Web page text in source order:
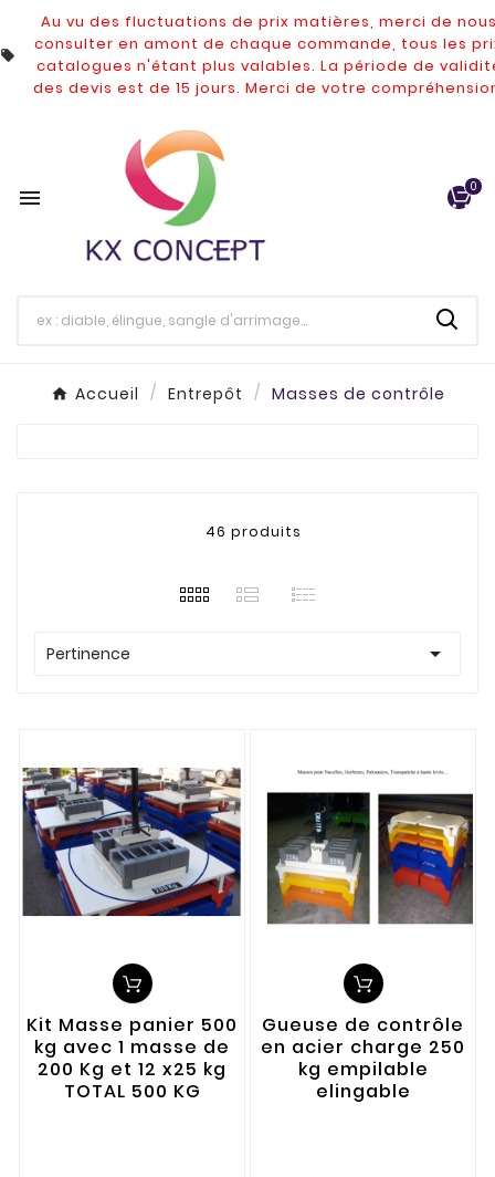

Au vu des fluctuations de prix matières, merci de
consulter en amont de chaque commande, tous les
catalogues n'étant plus valables. La période de
des devis est de 15 jours. Merci de votre
 0
Accueil Entrepôt Masses de contrôle
46 produits
Pertinence 
Kit Masse panier 500
kg avec 1 masse de
200 Kg et 12 x25 kg
TOTAL 500 KG
Gueuse de contrôle
en acier charge 250
kg empilable
elingable